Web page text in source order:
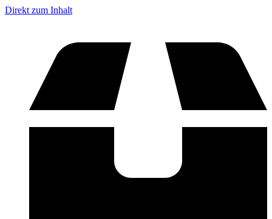
Direkt zum Inhalt